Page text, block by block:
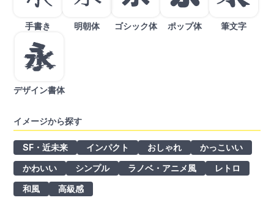
手書き 明朝体 ゴシック体 ポップ体 筆文字
デザイン書体
イメージから探す
SF・近未来 インパクト おしゃれ
かっこいい
かわいい
シンプル ラノベ・アニメ風
レトロ
和風
高級感